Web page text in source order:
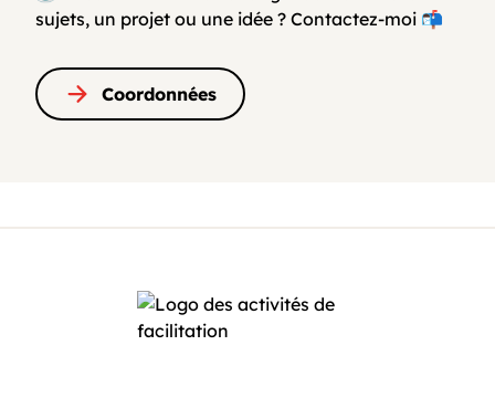
sujets, un projet ou une idée ? Contactez-moi 📬
Coordonnées